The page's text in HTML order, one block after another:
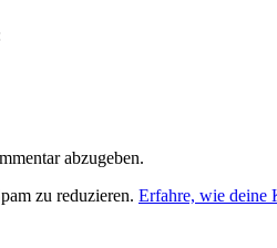
abzugeben.
zu reduzieren. Erfahre, wie deine